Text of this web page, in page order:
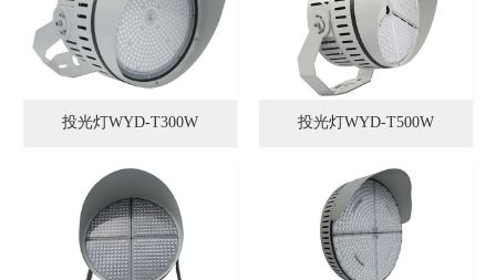
投光灯WYD-T300W 投光灯WYD-T500W